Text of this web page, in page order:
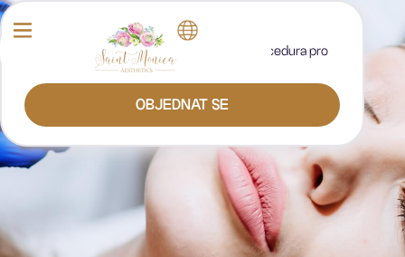
Icoone Laser Med
Icoone Laser Med je účinná inovativní procedura pro
obličej a tělo.
OBJEDNAT SE